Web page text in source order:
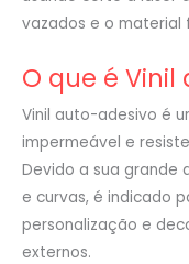
vazados e o material
O que é
Vinil auto-adesivo é
impermeável e
Devido a sua grande
e curvas, é indicado
personalização e
externos.